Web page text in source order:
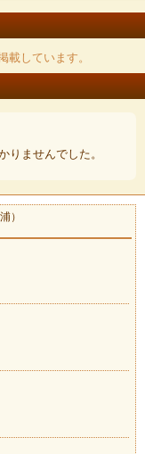
載しています。
りませんでした。
）